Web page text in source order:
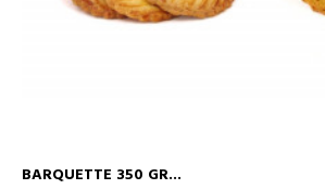
BARQUETTE 350 GR...